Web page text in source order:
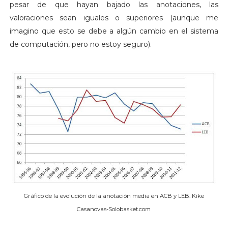
pesar de que hayan bajado las anotaciones, las
valoraciones sean iguales o superiores (aunque me
imagino que esto se debe a algún cambio en el sistema
de computación, pero no estoy seguro).
Gráfico de la evolución de la anotación media en ACB y LEB. Kike
Casanovas-Solobasket.com